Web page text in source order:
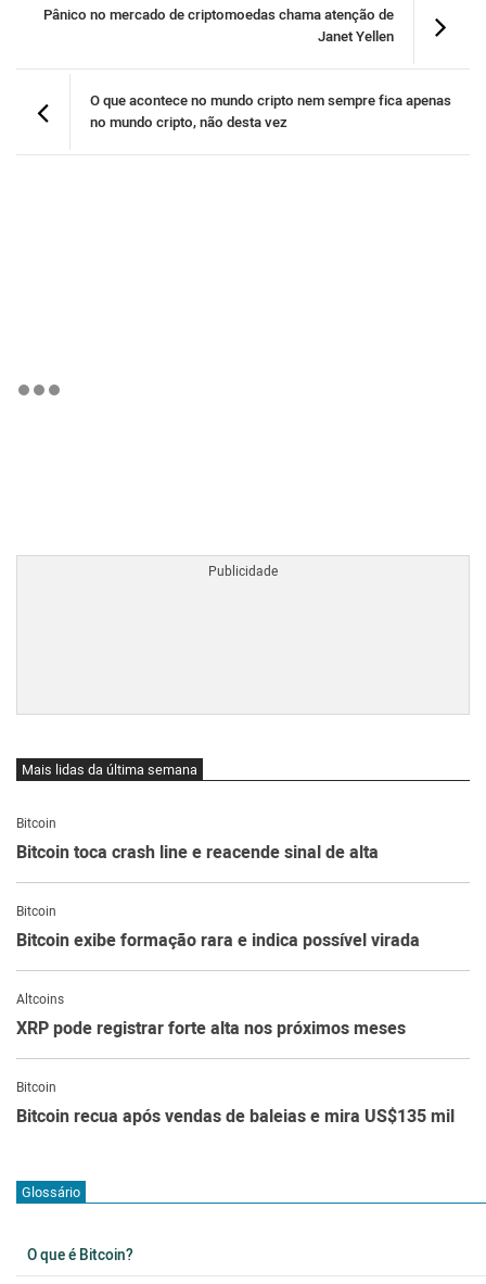
Pânico no mercado de criptomoedas chama atenção de
Janet Yellen
O que acontece no mundo cripto nem sempre fica apenas
no mundo cripto, não desta vez
Mais lidas da última semana
Bitcoin
Bitcoin toca crash line e reacende sinal de alta
Bitcoin
Bitcoin exibe formação rara e indica possível virada
Altcoins
XRP pode registrar forte alta nos próximos meses
Bitcoin
Bitcoin recua após vendas de baleias e mira US$135 mil
Glossário
O que é Bitcoin?